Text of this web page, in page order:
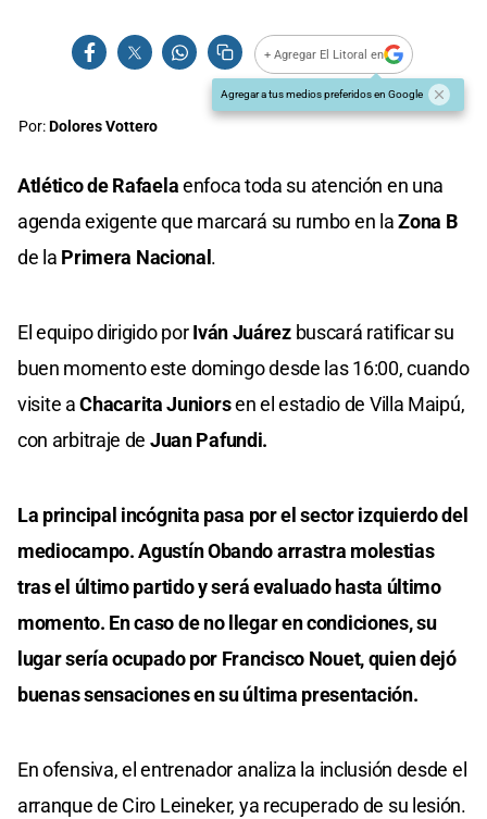
+ Agregar El Litoral en
Agregar a tus medios preferidos en Google
Por:Dolores Vottero
Atlético de Rafaelaenfoca toda su atención en una
agenda exigente que marcará su rumbo en laZona B
de la Primera Nacional .
El equipo dirigido porIván Juárezbuscará ratificar su
buen momento este domingo desde las 16:00, cuando
visite aChacarita Juniorsen el estadio de Villa Maipú,
con arbitraje de Juan Pafundi.
La principal incógnita pasa por el sector izquierdo del
mediocampo. Agustín Obando arrastra molestias
tras el último partido y será evaluado hasta último
momento. En caso de no llegar en condiciones, su
lugar sería ocupado por Francisco Nouet, quien dejó
buenas sensaciones en su última presentación.
En ofensiva, el entrenador analiza la inclusión desde el
arranque de Ciro Leineker, ya recuperado de su lesión.